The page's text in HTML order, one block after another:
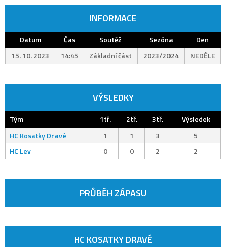
INFORMACE
Datum Čas Soutěž Sezóna
Den
15. 10. 2023
14:45 Základní část 2023/2024 NEDĚLE
VÝSLEDKY
Tým 1tř. 2tř. 3tř.
Výsledek
HC Kosatky Dravé
1 1 3
5
HC Lev
0 0 2 2
PRŮBĚH ZÁPASU
HC KOSATKY DRAVÉ